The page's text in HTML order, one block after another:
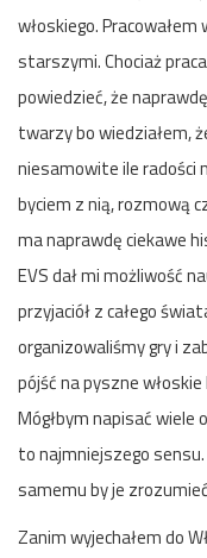
włoskiego.
starszymi. Chociaż
powiedzieć, że
twarzy bo wiedziałem,
niesamowite ile radości
byciem z nią, rozmową
ma naprawdę ciekawe
EVS dał mi możliwość
przyjaciół z całego
organizowaliśmy gry i
pójść na pyszne włoskie
Mógłbym napisać wiele
to najmniejszego
samemu by je
Zanim wyjechałem do